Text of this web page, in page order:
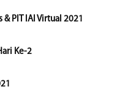
PIT IAI Virtual 2021
Ke-2